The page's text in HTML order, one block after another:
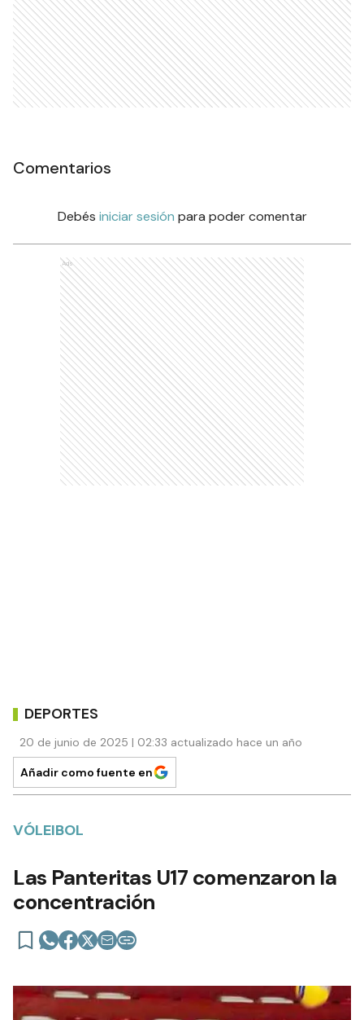
Comentarios
Debés iniciar sesión para poder comentar
Ads
DEPORTES
20 de junio de 2025 | 02:33 actualizado hace un año
Añadir como fuente en
VÓLEIBOL
Las Panteritas U17 comenzaron la
concentración